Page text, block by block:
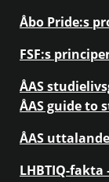
Åbo Pride:s
FSF:s
ÅAS
ÅAS guide to
ÅAS
LHBTIQ-fakta